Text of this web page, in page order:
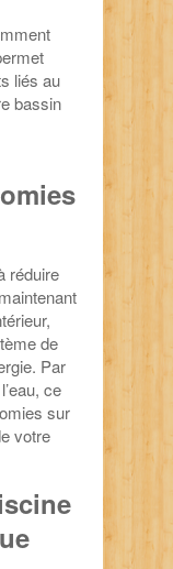
liés au
bassin
réduire
de
Par
ce
sur
votre